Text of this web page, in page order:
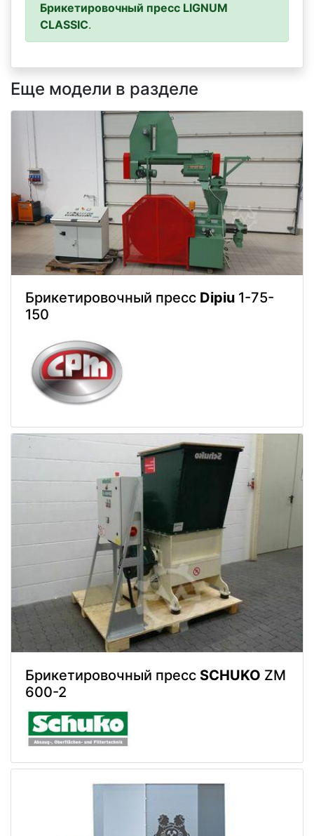
Брикетировочный пресс LIGNUM
CLASSIC.
Еще модели в разделе
Брикетировочный пресс Dipiu 1-75-
150
Брикетировочный пресс SCHUKO ZM
600-2